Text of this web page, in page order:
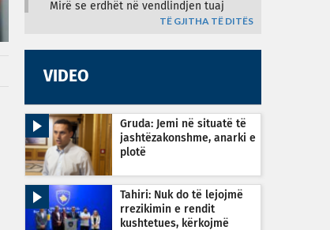
Mirë se erdhët në vendlindjen tuaj
TË GJITHA TË DITËS
VIDEO
Gruda: Jemi në situatë të
jashtëzakonshme, anarki e
plotë
Tahiri: Nuk do të lejojmë
rrezikimin e rendit
kushtetues, kërkojmë